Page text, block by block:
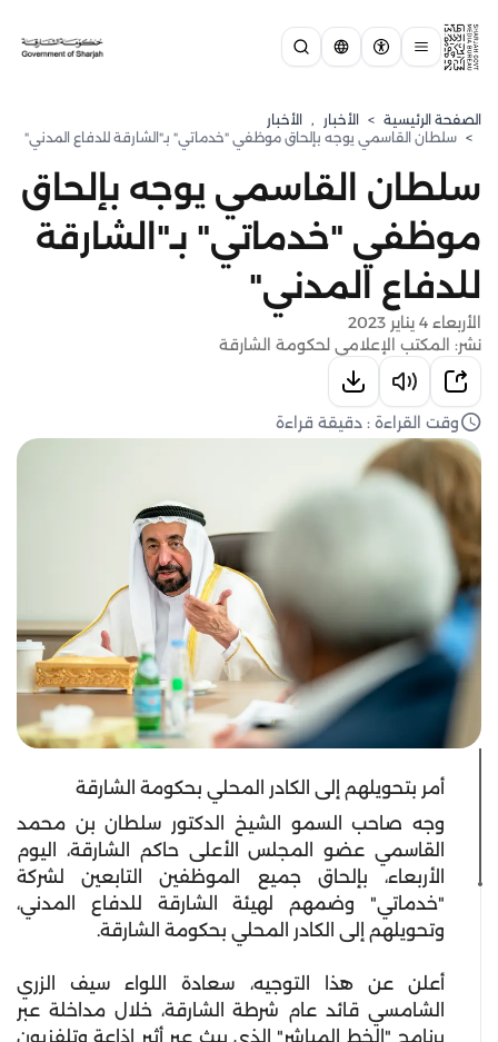
الصفحة الرئيسية > الأخبار , الأخبار
> سلطان القاسمي يوجه بإلحاق موظفي "خدماتي" بـ"الشارقة للدفاع المدني"
سلطان القاسمي يوجه بإلحاق
موظفي "خدماتي" بـ"الشارقة
للدفاع المدني"
الأربعاء 4 يناير 2023
نشر: المكتب الإعلامي لحكومة الشارقة
وقت القراءة : دقيقة قراءة
أمر بتحويلهم إلى الكادر المحلي بحكومة الشارقة
وجه صاحب السمو الشيخ الدكتور سلطان بن محمد
القاسمي عضو المجلس الأعلى حاكم الشارقة، اليوم
الأربعاء، بإلحاق جميع الموظفين التابعين لشركة
"خدماتي" وضمهم لهيئة الشارقة للدفاع المدني،
وتحويلهم إلى الكادر المحلي بحكومة الشارقة.
أعلن عن هذا التوجيه، سعادة اللواء سيف الزري
الشامسي قائد عام شرطة الشارقة، خلال مداخلة عبر
برنامج "الخط المباشر" الذي يبث عبر أثير إذاعة وتلفزيون